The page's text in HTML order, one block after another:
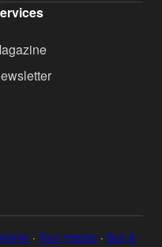
· Tour Hebdo · Bus &